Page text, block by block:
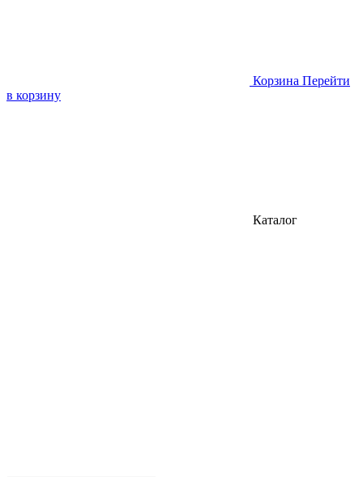
Корзина Перейти
в корзину
Каталог